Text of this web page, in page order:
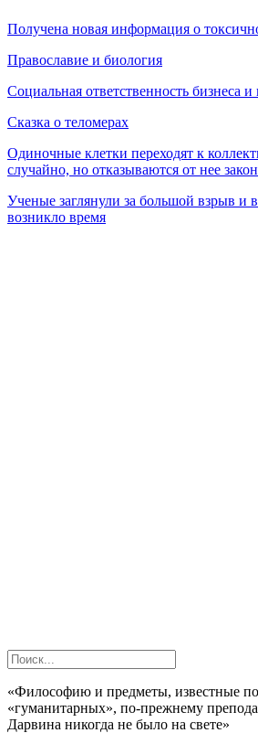
Получена новая информация о
Православие и биология
Социальная ответственность бизнеса и
Сказка о теломерах
Одиночные клетки переходят к
случайно, но отказываются от нее
Ученые заглянули за большой взрыв и
возникло время
«Философию и предметы, известные
«гуманитарных», по-прежнему
Дарвина никогда не было на свете»